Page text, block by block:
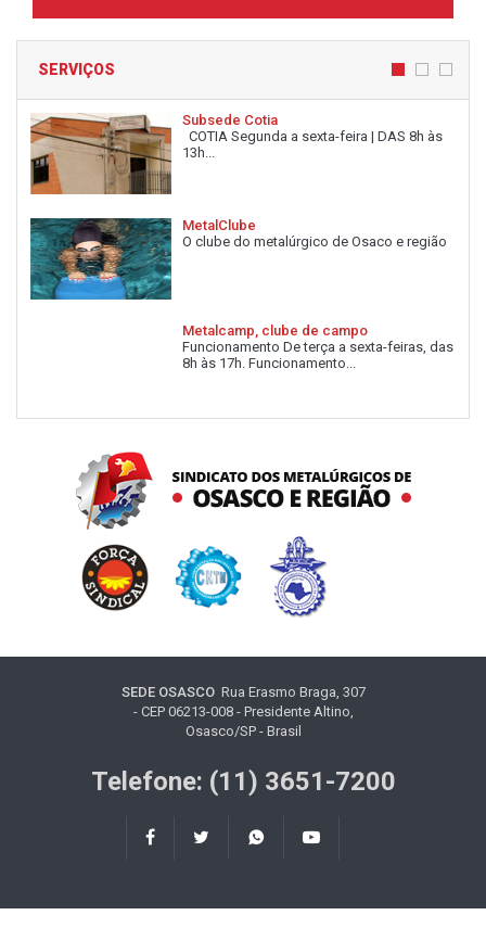
SERVIÇOS
Subsede Cotia
COTIA Segunda a sexta-feira | DAS 8h às
13h...
MetalClube
O clube do metalúrgico de Osaco e região
Metalcamp, clube de campo
Funcionamento De terça a sexta-feiras, das
8h às 17h. Funcionamento...
SEDE OSASCORua Erasmo Braga, 307
- CEP 06213-008 - Presidente Altino,
Osasco/SP - Brasil
Telefone: (11) 3651-7200